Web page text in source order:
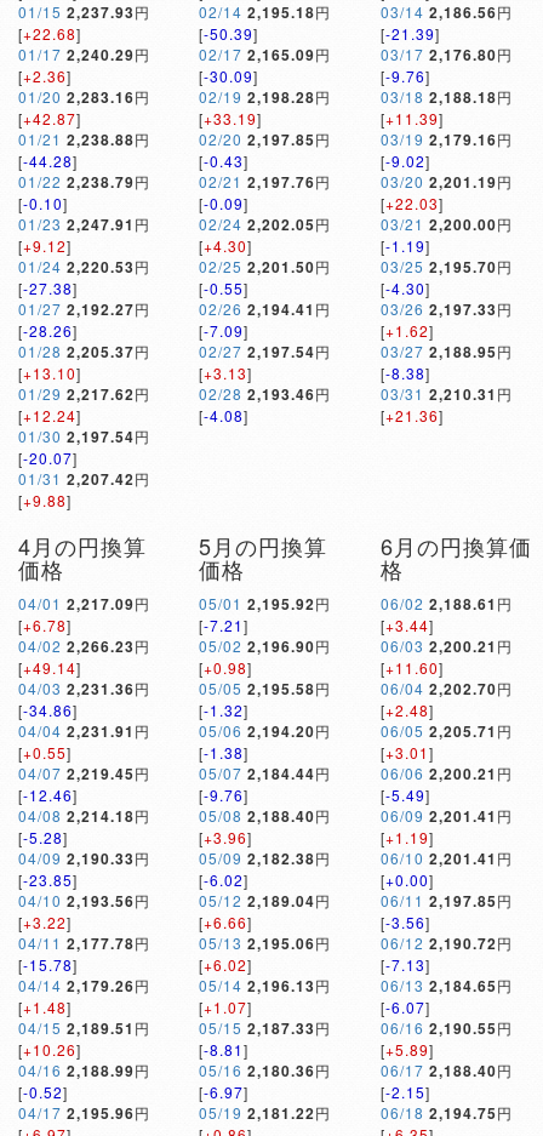
01/15 2,237.93円
[+22.68]
01/17 2,240.29円
[+2.36]
01/20 2,283.16円
[+42.87]
01/21 2,238.88円
[-44.28]
01/22 2,238.79円
[-0.10]
01/23 2,247.91 円
[+9.12]
01/24 2,220.53円
[-27.38]
01/27 2,192.27円
[-28.26]
01/28 2,205.37円
[+13.10]
01/29 2,217.62円
[+12.24]
01/30 2,197.54円
[-20.07]
01/31 2,207.42円
[+9.88]
02/14 2,195.18円
[-50.39]
02/17 2,165.09円
[-30.09]
02/19 2,198.28円
[+33.19]
02/20 2,197.85円
[-0.43]
02/21 2,197.76円
[-0.09]
02/24 2,202.05円
[+4.30]
02/25 2,201.50円
[-0.55]
02/26 2,194.41 円
[-7.09]
02/27 2,197.54円
[+3.13]
02/28 2,193.46円
[-4.08]
03/14 2,186.56円
[-21.39]
03/17 2,176.80円
[-9.76]
03/18 2,188.18円
[+11.39]
03/19 2,179.16円
[-9.02]
03/20 2,201.19円
[+22.03]
03/21 2,200.00円
[-1.19]
03/25 2,195.70円
[-4.30]
03/26 2,197.33円
[+1.62]
03/27 2,188.95円
[-8.38]
03/31 2,210.31 円
[+21.36]
4月の円換算
価格
04/01 2,217.09円
[+6.78]
04/02 2,266.23円
[+49.14]
04/03 2,231.36円
[-34.86]
04/04 2,231.91 円
[+0.55]
04/07 2,219.45円
[-12.46]
04/08 2,214.18円
[-5.28]
04/09 2,190.33円
[-23.85]
04/10 2,193.56円
[+3.22]
04/11 2,177.78円
[-15.78]
04/14 2,179.26円
[+1.48]
04/15 2,189.51 円
[+10.26]
04/16 2,188.99円
[-0.52]
04/17 2,195.96円
5月の円換算
価格
05/01 2,195.92円
[-7.21]
05/02 2,196.90円
[+0.98]
05/05 2,195.58円
[-1.32]
05/06 2,194.20円
[-1.38]
05/07 2,184.44円
[-9.76]
05/08 2,188.40円
[+3.96]
05/09 2,182.38円
[-6.02]
05/12 2,189.04円
[+6.66]
05/13 2,195.06円
[+6.02]
05/14 2,196.13円
[+1.07]
05/15 2,187.33円
[-8.81]
05/16 2,180.36円
[-6.97]
05/19 2,181.22円
6月の円換算価
格
06/02 2,188.61 円
[+3.44]
06/03 2,200.21 円
[+11.60]
06/04 2,202.70円
[+2.48]
06/05 2,205.71 円
[+3.01]
06/06 2,200.21 円
[-5.49]
06/09 2,201.41 円
[+1.19]
06/10 2,201.41 円
[+0.00]
06/11 2,197.85円
[-3.56]
06/12 2,190.72円
[-7.13]
06/13 2,184.65円
[-6.07]
06/16 2,190.55円
[+5.89]
06/17 2,188.40円
[-2.15]
06/18 2,194.75円